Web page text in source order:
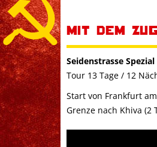
Mit dem
Seidenstrasse Spezial
Tour 13 Tage / 12
Start von Frankfurt
Grenze nach Khiva (2